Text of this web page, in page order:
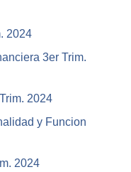
2024
3er Trim.
2024
y Funcion
2024